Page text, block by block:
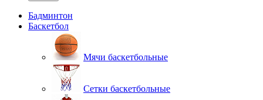
Бадминтон
Баскетбол
Мячи баскетбольные
Сетки баскетбольные